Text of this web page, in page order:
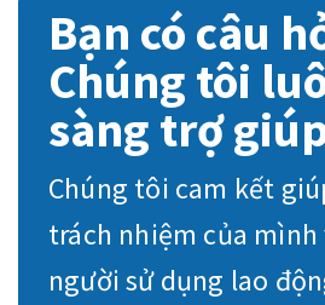
Bạn có câu
Chúng tôi
sàng trợ
Chúng tôi cam kết
trách nhiệm của
người sử dụng lao